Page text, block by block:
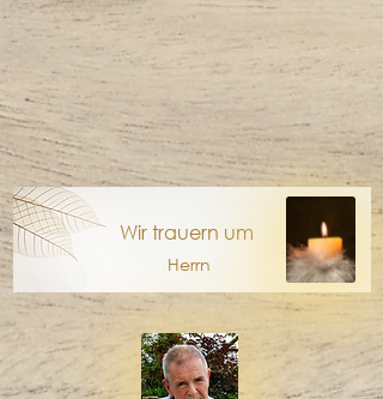
Wir trauern um
Herrn